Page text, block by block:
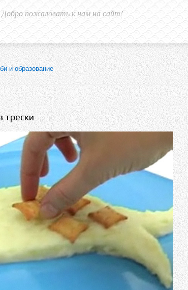
Добро пожаловать к нам на сайт!
и образование
трески